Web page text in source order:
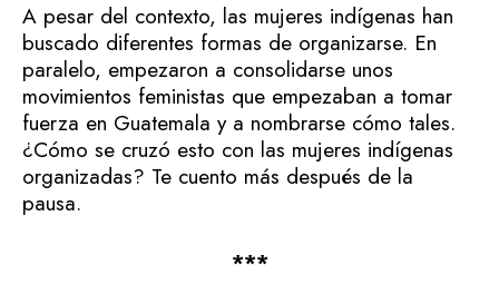
A pesar del contexto, las mujeres indígenas han
buscado diferentes formas de organizarse. En
paralelo, empezaron a consolidarse unos
movimientos feministas que empezaban a tomar
fuerza en Guatemala y a nombrarse cómo tales.
¿Cómo se cruzó esto con las mujeres indígenas
organizadas? Te cuento más después de la
pausa.
***